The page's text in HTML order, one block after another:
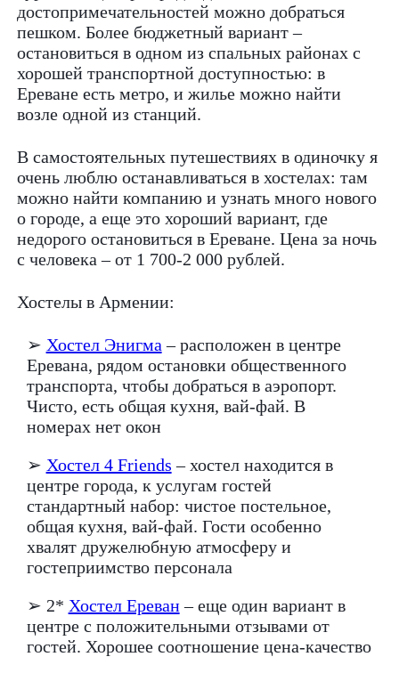
достопримечательностей можно добраться
пешком. Более бюджетный вариант –
остановиться в одном из спальных районах с
хорошей транспортной доступностью: в
Ереване есть метро, и жилье можно найти
возле одной из станций.
В самостоятельных путешествиях в одиночку я
очень люблю останавливаться в хостелах: там
можно найти компанию и узнать много нового
о городе, а еще это хороший вариант, где
недорого остановиться в Ереване. Цена за ночь
с человека – от 1 700-2 000 рублей.
Хостелы в Армении:
➢ Хостел Энигма – расположен в центре
Еревана, рядом остановки общественного
транспорта, чтобы добраться в аэропорт.
Чисто, есть общая кухня, вай-фай. В
номерах нет окон
➢ Хостел 4 Friends – хостел находится в
центре города, к услугам гостей
стандартный набор: чистое постельное,
общая кухня, вай-фай. Гости особенно
хвалят дружелюбную атмосферу и
гостеприимство персонала
➢ 2* Хостел Ереван– еще один вариант в
центре с положительными отзывами от
гостей. Хорошее соотношение цена-качество